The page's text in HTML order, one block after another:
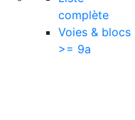
complète
Voies & blocs
>= 9a